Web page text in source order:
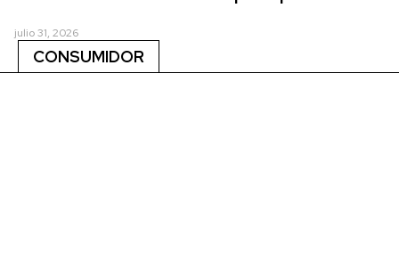
julio 31, 2026
CONSUMIDOR